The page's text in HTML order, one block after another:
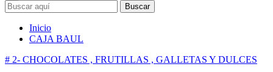
Buscar
Inicio
CAJA BAUL
# 2- CHOCOLATES , FRUTILLAS , GALLETAS Y DULCES